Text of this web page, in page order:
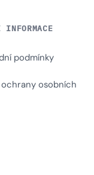
INFORMACE
podmínky
ochrany osobních